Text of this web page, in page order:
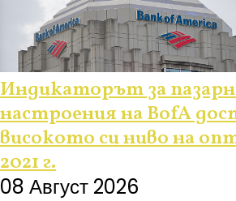
Индикаторът за
настроения на BofA
високото си ниво на
2021 г.
08 Август 2026